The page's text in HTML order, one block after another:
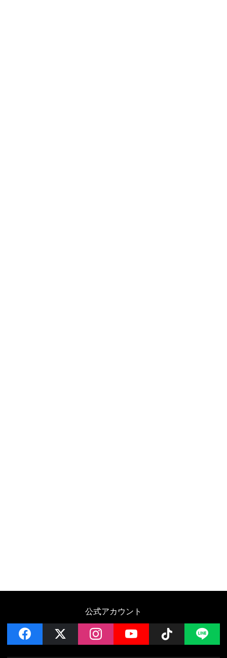
公式アカウント
facebook instagramYouTube Follow